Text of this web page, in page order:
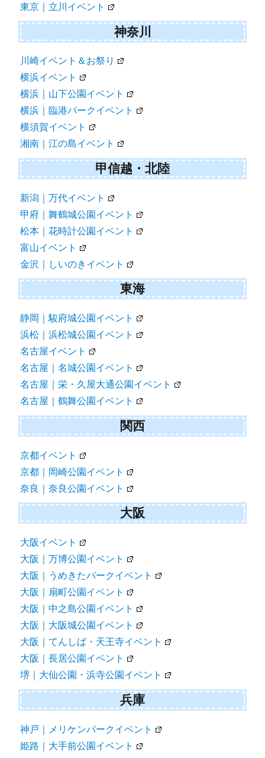
東京｜立川イベント
神奈川
川崎イベント＆お祭り
横浜イベント
横浜｜山下公園イベント
横浜｜臨港パークイベント
横須賀イベント
湘南｜江の島イベント
甲信越・北陸
新潟｜万代イベント
甲府｜舞鶴城公園イベント
松本｜花時計公園イベント
富山イベント
金沢｜しいのきイベント
東海
静岡｜駿府城公園イベント
浜松｜浜松城公園イベント
名古屋イベント
名古屋｜名城公園イベント
名古屋｜栄・久屋大通公園イベント
名古屋｜鶴舞公園イベント
関西
京都イベント
京都｜岡崎公園イベント
奈良｜奈良公園イベント
大阪
大阪イベント
大阪｜万博公園イベント
大阪｜うめきたパークイベント
大阪｜扇町公園イベント
大阪｜中之島公園イベント
大阪｜大阪城公園イベント
大阪｜てんしば・天王寺イベント
大阪｜長居公園イベント
堺｜大仙公園・浜寺公園イベント
兵庫
神戸｜メリケンパークイベント
姫路｜大手前公園イベント